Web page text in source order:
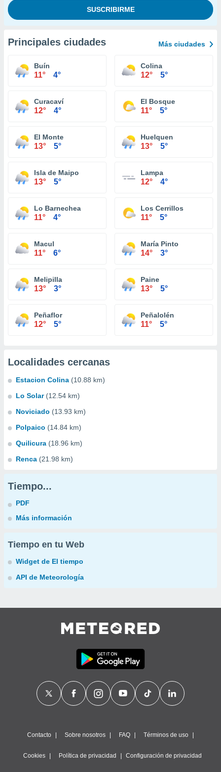
Principales ciudades Más ciudades
Buín
11° 4°
Colina
12° 5°
Curacaví
12° 4°
El Bosque
11° 5°
El Monte
13° 5°
Huelquen
13° 5°
Isla de Maipo
13° 5°
Lampa
12° 4°
Lo Barnechea
11° 4°
Los Cerrillos
11° 5°
Macul
11° 6°
María Pinto
14° 3°
Melipilla
13° 3°
Paine
13° 5°
Peñaflor
12° 5°
Peñalolén
11° 5°
Localidades cercanas
Estacion Colina (10.88 km)
Lo Solar (12.54 km)
Noviciado (13.93 km)
Polpaico (14.84 km)
Quilicura (18.96 km)
Renca (21.98 km)
Tiempo...
PDF
Más información
Tiempo en tu Web
Widget de El tiempo
API de Meteorología
Contacto Sobre nosotros FAQ Términos de uso
Cookies Política de privacidad Configuración de privacidad